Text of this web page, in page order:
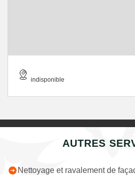
indisponible
AUTRES
Nettoyage et ravalement de